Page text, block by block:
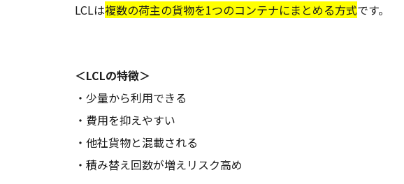
LCLは複数の荷主の貨物を1つのコンテナにまとめる方式です。
＜LCLの特徴＞
・少量から利用できる
・費用を抑えやすい
・他社貨物と混載される
・積み替え回数が増えリスク高め